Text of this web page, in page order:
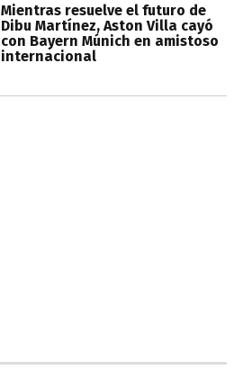
Mientras resuelve el futuro de
Dibu Martínez, Aston Villa cayó
con Bayern Múnich en amistoso
internacional